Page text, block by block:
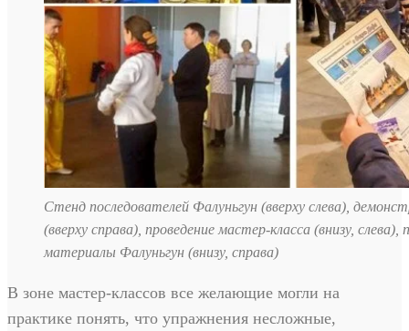
Стенд последователей Фалуньгун (вверху слева),
(вверху справа), проведение мастер-класса (внизу,
материалы Фалуньгун (внизу, справа)
В зоне мастер-классов все желающие могли на
практике понять, что упражнения несложные,